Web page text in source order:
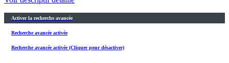
Activer la recherche avancée
Recherche avancée activée
Recherche avancée activée (Cliquer pour désactiver)